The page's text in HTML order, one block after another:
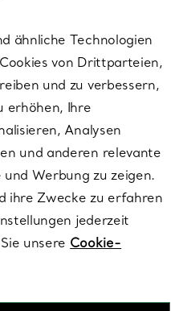
ähnliche Technologien
von Drittparteien,
und zu verbessern,
erhöhen, Ihre
Analysen
und anderen relevante
Werbung zu zeigen.
ihre Zwecke zu erfahren
jederzeit
unsere Cookie-